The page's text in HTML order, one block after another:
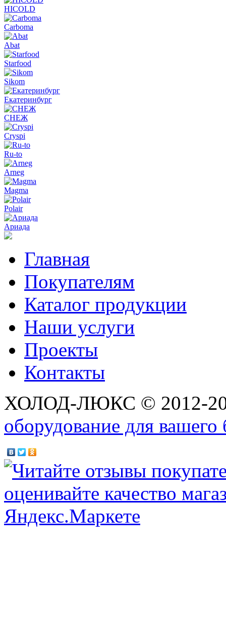
HICOLD
Carboma
Abat
Starfood
Sikom
Екатеринбург
СНЕЖ
Cryspi
Ru-to
Arneg
Magma
Polair
Ариада
Главная
Покупателям
Каталог продукции
Наши услуги
Проекты
Контакты
ХОЛОД-ЛЮКС © 2012-
оборудование для вашего